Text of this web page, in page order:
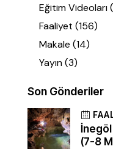
Eğitim Videoları
Faaliyet (156)
Makale (14)
Yayın(3)
Son Gönderiler
(7-8